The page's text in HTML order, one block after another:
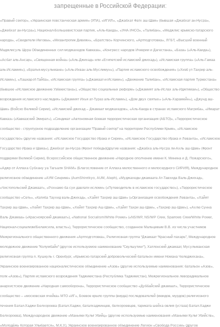
запрещенные в Российской Федерации:
«Правый сектор», «Украинская повстанческая армия» (УПА), «ИГИЛ», «Джабхат Фатх аш-Шам» (бывшая «Джабхат ан-Нусра»,
«Джебхат ан-Нусра»), Национал-Большевистская партия, «Аль-Каида», «УНА-УНСО», «Талибан», «Меджлис крымско-татарского
народа», «Свидетели Иеговы», «Мизантропик Дивижн», «Братство» Корчинского, «Артподготовка», ЛГБТ, «Высший военный
Маджлисуль Шура Объединенных сил моджахедов Кавказа», «Конгресс народов Ичкерии и Дагестана», «База» («Аль-Каида»),
«Асбат аль-Ансар», «Священная война» («Аль-Джихад» или «Египетский исламский джихад»), «Исламская группа» («Аль-Гамаа
аль-Исламия»), «Братья-мусульмане» («Аль-Ихван аль-Муслимун»), «Партия исламского освобождения» («Хизб ут-Тахрир аль-
Ислами»), «Лашкар-И-Тайба», «Исламская группа» («Джамаат-и-Ислами»), «Движение Талибан», «Исламская партия Туркестана»
(бывшее «Исламское движение Узбекистана»), «Общество социальных реформ» («Джамият аль-Ислах аль-Иджтимаи»), «Общество
возрождения исламского наследия» («Джамият Ихья ат-Тураз аль-Ислами»), «Дом двух святых» («Аль-Харамейн»), «Джунд аш-
Шам» (Войско Великой Сирии), «Исламский джихад – Джамаат моджахедов», «Аль-Каида в странах исламского Магриба», «Имарат
Кавказ» («Кавказский Эмират»), «Синдикат «Автономная боевая террористическая организация (АБТО)», «Террористическое
сообщество - структурное подразделение организации "Правый сектор" на территории Республики Крым», «Исламское
государство» (другие названия: «Исламское Государство Ирака и Сирии», «Исламское Государство Ирака и Леванта», «Исламское
Государство Ирака и Шама»), Джебхат ан-Нусра (Фронт победы)(другие названия: «Джабха аль-Нусра ли-Ахль аш-Шам» (Фронт
поддержки Великой Сирии), Всероссийское общественное движение «Народное ополчение имени К. Минина и Д. Пожарского»,
«Аджр от Аллаха Субхану уа Тагьаля SHAM» (Благословение от Аллаха милоственного и милосердного СИРИЯ), Международное
религиозное объединение «АУМ Синрике» (AumShinrikyo, AUM, Aleph), «Муджахеды джамаата Ат-Тавхида Валь-Джихад»,
«Чистопольский Джамаат», «Рохнамо ба суи давлати исломи» («Путеводитель в исламское государство»), «Террористическое
сообщество «Сеть», «Катиба Таухид валь-Джихад», «Хайят Тахрир аш-Шам» («Организация освобождения Леванта», «Хайят
Тахрир аш-Шам», «Хейят Тахрир аш-Шам», «Хейят Тахрир Аш-Шам», «Хайят Тахри аш-Шам», «Тахрир аш-Шам»), «Ахлю Сунна
Валь Джамаа» («Красноярский джамаат»), «National Socialism/White Power» («NS/WP, NS/WP Crew, Sparrows Crew/White Power,
Национал-социализм/Белаясила, власть»), Террористическое сообщество, созданное Мальцевым В.В. из числа участников
Межрегионального общественного движения «Артподготовка», Религиозная группа “Джамаат “Красный пахарь”, Международное
молодежное движение "Колумбайн" (другое используемое наименование "Скулшутинг"), Хатлонский джамаат, Мусульманская
религиозная группа п. Кушкуль г. Оренбург, «Крымско-татарский добровольческий батальон имени Номана Челеджихана»,
Украинское военизированное националистическое объединение «Азов» (другие используемые наименования: батальон «Азов»,
полк «Азов»), Партия исламского возрождения Таджикистана (Республика Таджикистан), Межрегиональное леворадикальное
анархистское движение «Народная самооборона», Террористическое сообщество «Дуббайский джамаат», Террористическое
сообщество – «московская ячейка» МТО «ИГ», Боевое крыло группы (вирда) последователей (мюидов, мурдов) религиозного
течения Батал-Хаджи Белхороева (Батал-Хаджи, баталхаджинцев, белхороевцев, тариката шейха овлия (устаза) Батал-Хаджи
Белхороева), Международное движение «Маньяки Культ Убийц» (другие используемые наименования «Маньяки Культ Убийств»,
«Молодёжь Которая Улыбается», М.К.У.), Украинское военизированное объединение Легион «Свобода России» (другое